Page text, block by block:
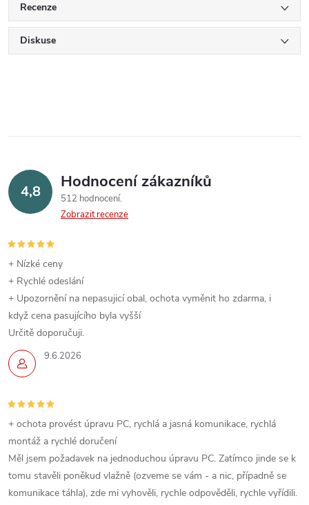
Recenze
Diskuse
4,8 Hodnocení zákazníků
512 hodnocení
Zobrazit recenze
9.6.2026
+ Nízké ceny
+ Rychlé odeslání
+ Upozornění na nepasujicí obal, ochota vyměnit ho zdarma, i
když cena pasujícího byla vyšší
Určitě doporučuji.
+ ochota provést úpravu PC, rychlá a jasná komunikace, rychlá
montáž a rychlé doručení
Měl jsem požadavek na jednoduchou úpravu PC. Zatímco jinde se k
tomu stavěli poněkud vlažně (ozveme se vám - a nic, případně se
komunikace táhla), zde mi vyhověli, rychle odpověděli, rychle vyřídili.